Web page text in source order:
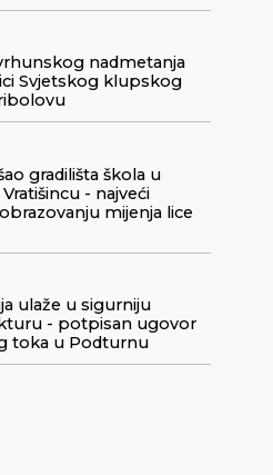
nadmetanja
Svjetskog klupskog
gradilišta škola u
- najveći
mijenja lice
ulaže u sigurniju
- potpisan ugovor
toka u Podturnu